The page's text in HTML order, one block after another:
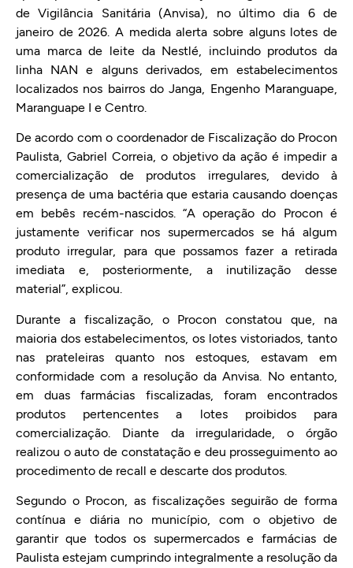
de Vigilância Sanitária (Anvisa), no último dia 6 de
janeiro de 2026. A medida alerta sobre alguns lotes de
uma marca de leite da Nestlé, incluindo produtos da
linha NAN e alguns derivados, em estabelecimentos
localizados nos bairros do Janga, Engenho Maranguape,
Maranguape I e Centro.
De acordo com o coordenador de Fiscalização do Procon
Paulista, Gabriel Correia, o objetivo da ação é impedir a
comercialização de produtos irregulares, devido à
presença de uma bactéria que estaria causando doenças
em bebês recém-nascidos. “A operação do Procon é
justamente verificar nos supermercados se há algum
produto irregular, para que possamos fazer a retirada
imediata e, posteriormente, a inutilização desse
material”, explicou.
Durante a fiscalização, o Procon constatou que, na
maioria dos estabelecimentos, os lotes vistoriados, tanto
nas prateleiras quanto nos estoques, estavam em
conformidade com a resolução da Anvisa. No entanto,
em duas farmácias fiscalizadas, foram encontrados
produtos pertencentes a lotes proibidos para
comercialização. Diante da irregularidade, o órgão
realizou o auto de constatação e deu prosseguimento ao
procedimento de recall e descarte dos produtos.
Segundo o Procon, as fiscalizações seguirão de forma
contínua e diária no município, com o objetivo de
garantir que todos os supermercados e farmácias de
Paulista estejam cumprindo integralmente a resolução da